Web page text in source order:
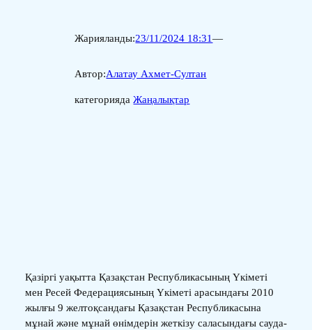
Жарияланды:23/11/2024 18:31—
Автор:Алатау Ахмет-Султан
категориядаЖаңалықтар
Қазіргі уақытта Қазақстан Республикасының Үкіметі
мен Ресей Федерациясының Үкіметі арасындағы 2010
жылғы 9 желтоқсандағы Қазақстан Республикасына
мұнай және мұнай өнімдерін жеткізу саласындағы сауда-